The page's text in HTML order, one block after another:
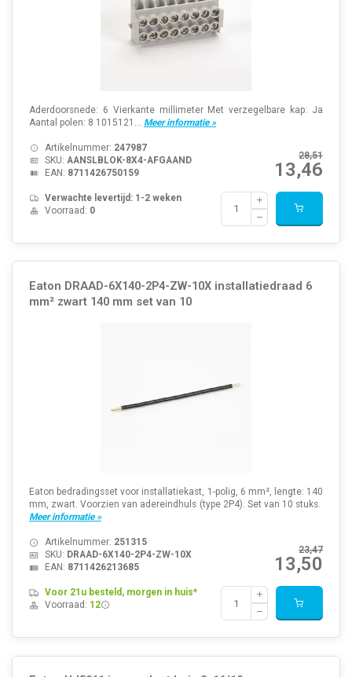
Aderdoorsnede: 6 Vierkante millimeter Met verzegelbare kap: Ja
Aantal polen: 8 1015121... Meer informatie »
28,51
13,46
Artikelnummer: 247987
SKU: AANSLBLOK-8X4-AFGAAND
EAN: 8711426750159
Verwachte levertijd: 1-2 weken
Voorraad: 0
Eaton DRAAD-6X140-2P4-ZW-10X installatiedraad 6
mm² zwart 140 mm set van 10
Eaton bedradingsset voor installatiekast, 1-polig, 6 mm², lengte: 140
mm, zwart. Voorzien van adereindhuls (type 2P4). Set van 10 stuks.
Meer informatie »
23,47
13,50
Artikelnummer: 251315
SKU: DRAAD-6X140-2P4-ZW-10X
EAN: 8711426213685
Voor 21u besteld, morgen in huis*
Voorraad: 12